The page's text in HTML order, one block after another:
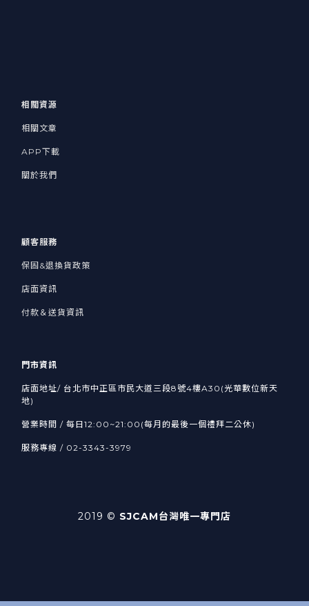
相關資源
相關文章
APP下載
關於我們
顧客服務
保固&退換貨政策
店面資訊
付款＆送貨資訊
門市資訊
店面地址/ 台北市中正區市民大道三段8號4樓A30(光華數位新天
地)
營業時間 / 每日12:00~21:00(每月的最後一個禮拜二公休)
服務專線 / 02-3343-3979
2019 © SJCAM台灣唯一專門店